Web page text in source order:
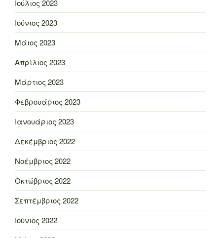
Ιούλιος 2023
Ιούνιος 2023
Μάιος 2023
Απρίλιος 2023
Μάρτιος 2023
Φεβρουάριος 2023
Ιανουάριος 2023
Δεκέμβριος 2022
Νοέμβριος 2022
Οκτώβριος 2022
Σεπτέμβριος 2022
Ιούνιος 2022